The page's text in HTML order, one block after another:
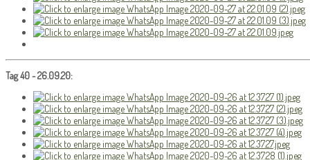
Tag 40 - 26.09.20: